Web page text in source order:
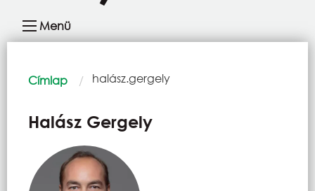
navigáció
Menü
Morzsa
Címlap Current:
halász.gergely
Halász Gergely